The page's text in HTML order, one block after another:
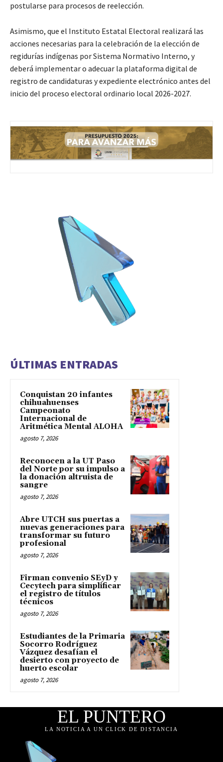
postularse para procesos de reelección.
Asimismo, que el Instituto Estatal Electoral realizará las
acciones necesarias para la celebración de la elección de
regidurías indígenas por Sistema Normativo Interno, y
deberá implementar o adecuar la plataforma digital de
registro de candidaturas y expediente electrónico antes del
inicio del proceso electoral ordinario local 2026-2027.
ÚLTIMAS ENTRADAS
Conquistan 20 infantes
chihuahuenses
Campeonato
Internacional de
Aritmética Mental ALOHA
agosto 7, 2026
Reconocen a la UT Paso
del Norte por su impulso a
la donación altruista de
sangre
agosto 7, 2026
Abre UTCH sus puertas a
nuevas generaciones para
transformar su futuro
profesional
agosto 7, 2026
Firman convenio SEyD y
Cecytech para simplificar
el registro de títulos
técnicos
agosto 7, 2026
Estudiantes de la Primaria
Socorro Rodríguez
Vázquez desafían el
desierto con proyecto de
huerto escolar
agosto 7, 2026
EL PUNTERO
LA NOTICIA A UN CLICK DE DISTANCIA